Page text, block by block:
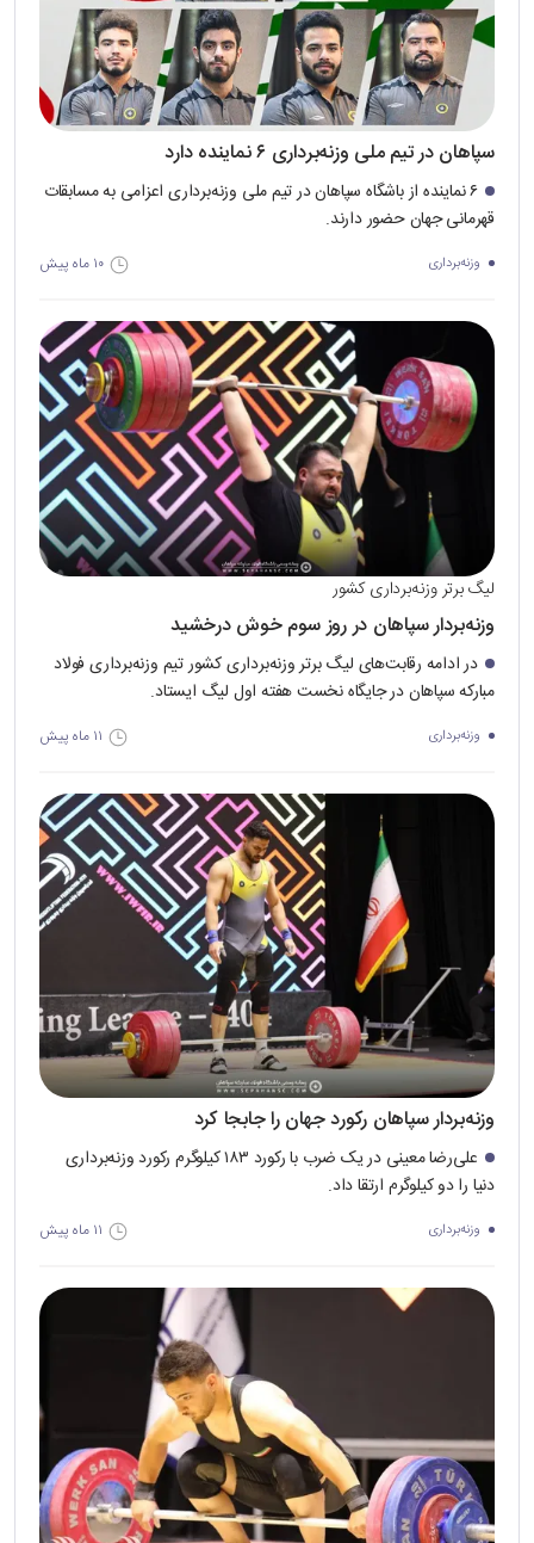
سپاهان در تیم ملی وزنه‌برداری ۶ نماینده دارد
۶ نماینده از باشگاه سپاهان در تیم ملی وزنه‌برداری اعزامی به مسابقات
قهرمانی جهان حضور دارند.
وزنه‌برداری ۱۰ ماه پیش
لیگ برتر وزنه‌برداری کشور
وزنه‌بردار سپاهان در روز سوم خوش درخشید
در ادامه رقابت‌های لیگ برتر وزنه‌برداری کشور تیم وزنه‌برداری فولاد
مبارکه سپاهان در جایگاه نخست هفته اول لیگ ایستاد.
وزنه‌برداری ۱۱ ماه پیش
وزنه‌بردار سپاهان رکورد جهان را جابجا کرد
علی‌رضا معینی در یک ضرب با رکورد ۱۸۳ کیلوگرم رکورد وزنه‌برداری
دنیا را دو کیلوگرم ارتقا داد.
وزنه‌برداری ۱۱ ماه پیش